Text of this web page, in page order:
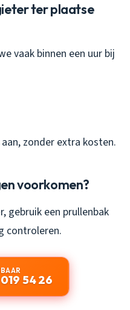
ter plaatse
vaak binnen een uur bij
zonder extra kosten.
voorkomen?
gebruik een prullenbak
controleren.
54 26